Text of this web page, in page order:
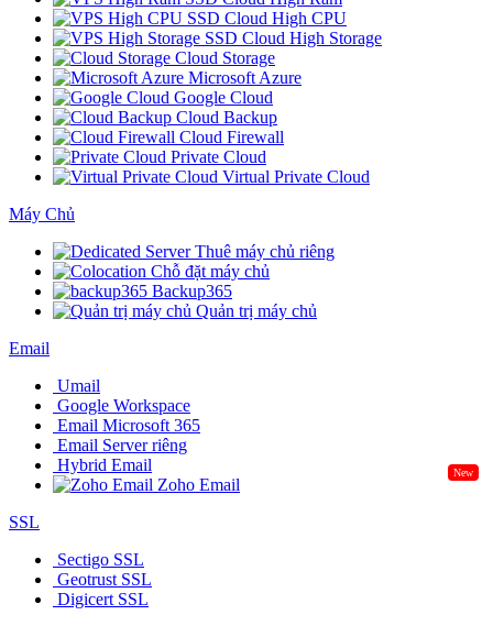
SSD Cloud High CPU
SSD Cloud High Storage
Cloud Storage
Microsoft Azure
Google Cloud
Cloud Backup
Cloud Firewall
Private Cloud
Virtual Private Cloud
Máy Chủ
Thuê máy chủ riêng
Chỗ đặt máy chủ
Backup365
Quản trị máy chủ
Email
Umail
Google Workspace
Email Microsoft 365
Email Server riêng
Hybrid Email
New
Zoho Email
SSL
Sectigo SSL
Geotrust SSL
Digicert SSL